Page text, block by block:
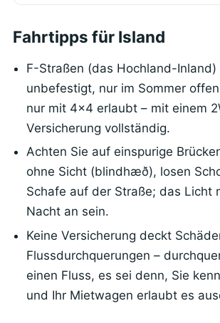
Fahrtipps für Island
F-Straßen (das Hochland-Inland)
unbefestigt, nur im Sommer
nur mit 4x4 erlaubt – mit einem
Versicherung vollständig.
Achten Sie auf einspurige
ohne Sicht (blindhæð), losen
Schafe auf der Straße; das Licht
Nacht an sein.
Keine Versicherung deckt
Flussdurchquerungen –
einen Fluss, es sei denn, Sie
und Ihr Mietwagen erlaubt es